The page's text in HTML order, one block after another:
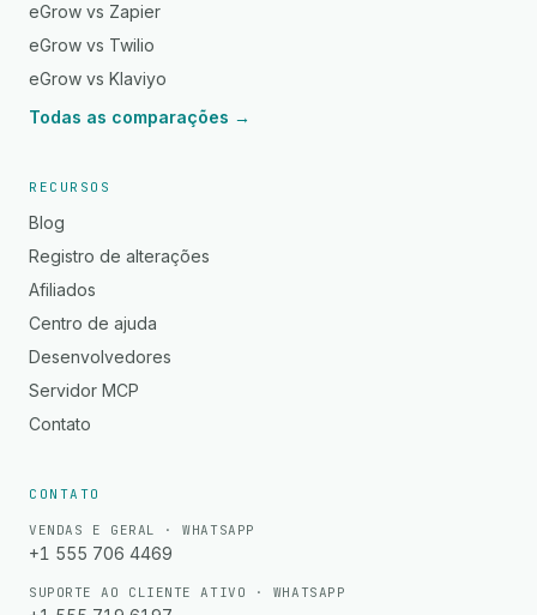
eGrow vs Zapier
eGrow vs Twilio
eGrow vs Klaviyo
Todas as comparações →
RECURSOS
Blog
Registro de alterações
Afiliados
Centro de ajuda
Desenvolvedores
Servidor MCP
Contato
CONTATO
VENDAS E GERAL · WHATSAPP
+1 555 706 4469
SUPORTE AO CLIENTE ATIVO · WHATSAPP